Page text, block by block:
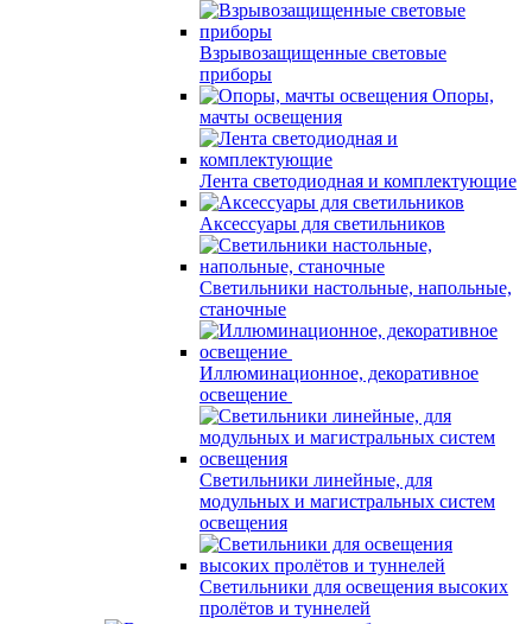
Взрывозащищенные световые
приборы
Опоры,
мачты освещения
Лента светодиодная и комплектующие
Аксессуары для светильников
Светильники настольные, напольные,
станочные
Иллюминационное, декоративное
освещение
Светильники линейные, для
модульных и магистральных систем
освещения
Светильники для освещения высоких
пролётов и туннелей